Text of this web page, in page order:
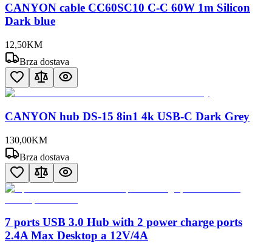
CANYON cable CC60SC10 C-C 60W 1m Silicon
Dark blue
12,50KM
Brza dostava
CANYON hub DS-15 8in1 4k USB-C Dark Grey
130,00KM
Brza dostava
7 ports USB 3.0 Hub with 2 power charge ports
2.4A Max Desktop a 12V/4A